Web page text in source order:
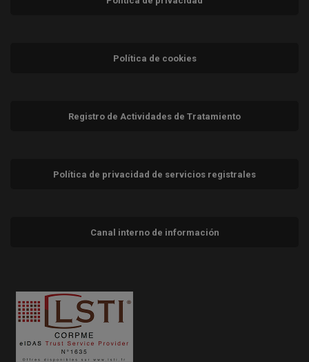
Política de cookies
Registro de Actividades de Tratamiento
Política de privacidad de servicios registrales
Canal interno de información